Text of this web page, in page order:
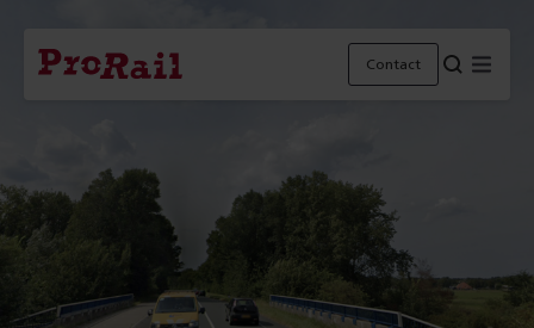
Navigatie
Homepage Contact